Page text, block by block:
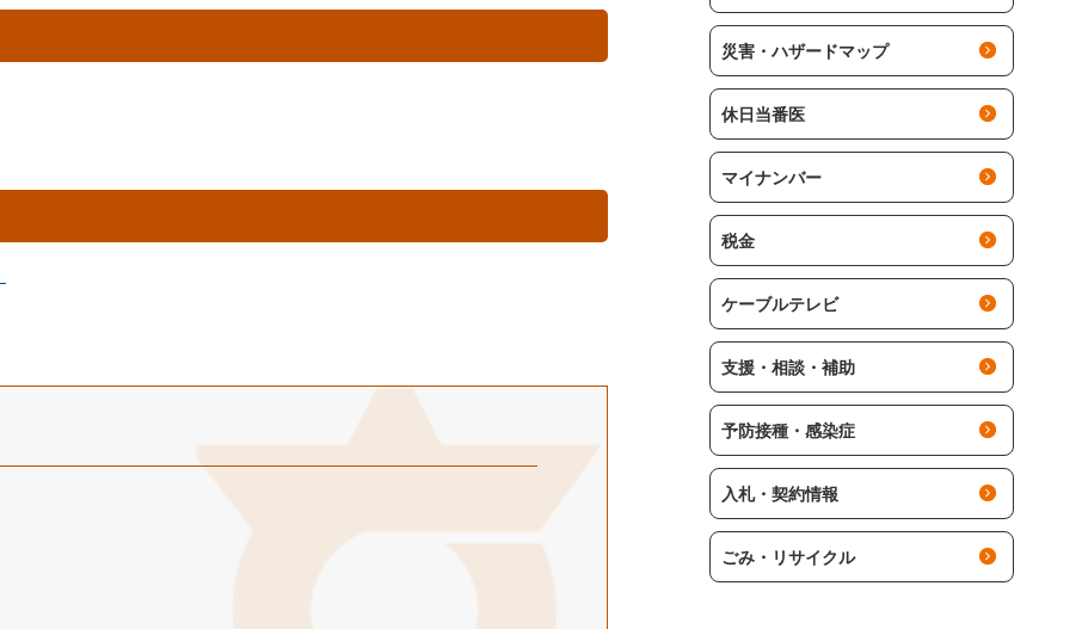
災害・ハザードマップ
休日当番医
マイナンバー
税金
ケーブルテレビ
支援・相談・補助
予防接種・感染症
入札・契約情報
ごみ・リサイクル